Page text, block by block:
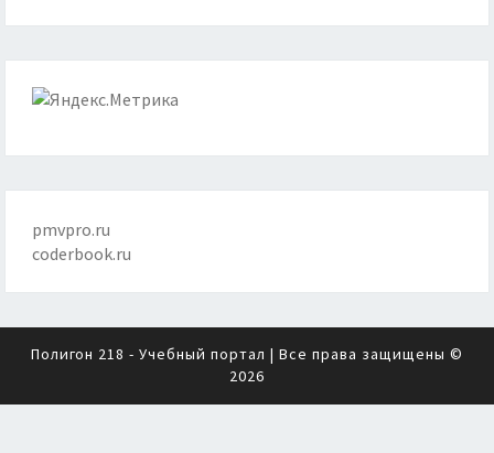
pmvpro.ru
coderbook.ru
Полигон 218 - Учебный портал | Все права защищены ©
2026